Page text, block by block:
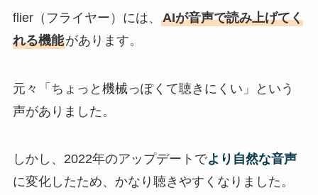
flier（フライヤー）には、 AIが音声で読み上げてく
れる機能があります。
元々「ちょっと機械っぽくて聴きにくい」という
声がありました。
しかし、2022年のアップデートでより自然な音声
に変化したため、かなり聴きやすくなりました。